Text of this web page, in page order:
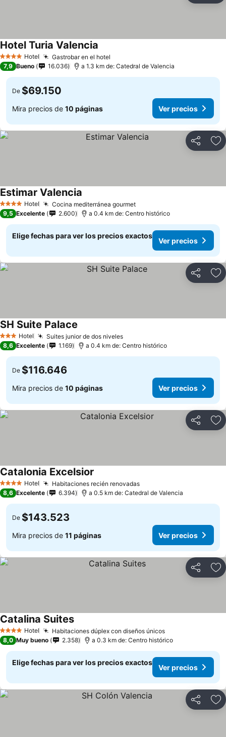
4 EstrellasHotel Gastrobar en el hotel
Hotel Turia Valencia
7,9 Bueno 16.036 a 1.3 km de: Catedral de Valencia
De $69.150
Mira precios de 10 páginas Ver precios
Compartir
4 EstrellasHotel Cocina mediterránea gourmet
Estimar Valencia
9,5 Excelente 2.600 a 0.4 km de: Centro histórico
Elige fechas para ver los precios exactos
Ver precios
Compartir
3 Estrellas
Hotel Suites junior de dos niveles
SH Suite Palace
8,6 Excelente 1.169 a 0.4 km de: Centro histórico
De $116.646
Mira precios de 10 páginas Ver precios
Compartir
4 EstrellasHotel Habitaciones recién renovadas
Catalonia Excelsior
8,6 Excelente 6.394 a 0.5 km de: Catedral de Valencia
De $143.523
Mira precios de 11 páginas Ver precios
Compartir
4 EstrellasHotel Habitaciones dúplex con diseños únicos
Catalina Suites
8,0 Muy bueno 2.358 a 0.3 km de: Centro histórico
Elige fechas para ver los precios exactos
Ver precios
Compartir